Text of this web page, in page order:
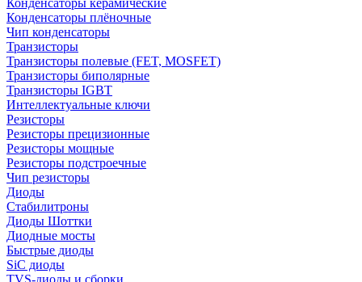
Конденсаторы керамические
Конденсаторы плёночные
Чип конденсаторы
Транзисторы
Транзисторы полевые (FET, MOSFET)
Транзисторы биполярные
Транзисторы IGBT
Интеллектуальные ключи
Резисторы
Резисторы прецизионные
Резисторы мощные
Резисторы подстроечные
Чип резисторы
Диоды
Стабилитроны
Диоды Шоттки
Диодные мосты
Быстрые диоды
SiC диоды
TVS-диоды и сборки